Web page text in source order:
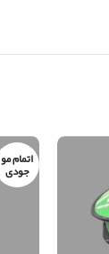
اتمام مو
جودی